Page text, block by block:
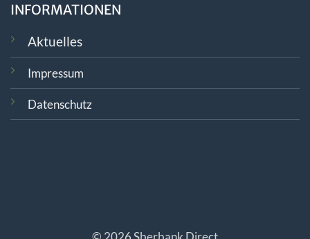
INFORMATIONEN
Aktuelles
Impressum
Datenschutz